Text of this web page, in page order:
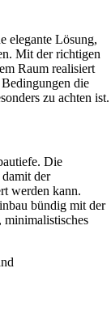
elegante Lösung,
Mit der richtigen
Raum realisiert
die
zu achten ist.
Die
der
werden kann.
bündig mit der
minimalistisches